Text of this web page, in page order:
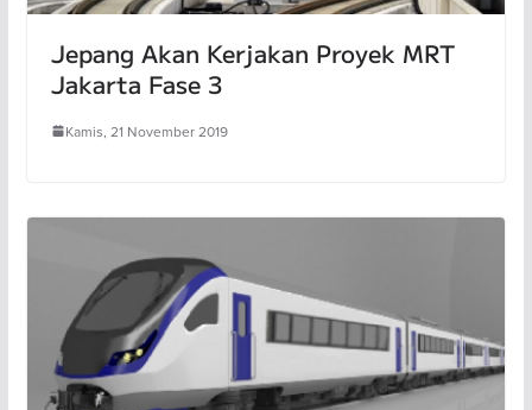
Jepang Akan Kerjakan Proyek MRT
Jakarta Fase 3
Kamis, 21 November 2019